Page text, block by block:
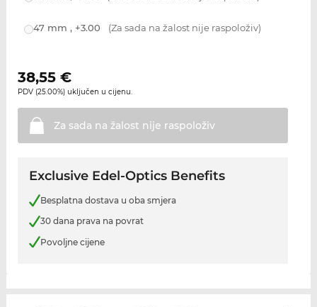
47 mm , +3.00 (Za sada na žalost nije raspoloživ)
38,55€
PDV (25.00%) uključen u cijenu.
Za sada na žalost nije raspoloživ
Exclusive Edel-Optics Benefits
Besplatna dostava u oba smjera
30 dana prava na povrat
Povoljne cijene